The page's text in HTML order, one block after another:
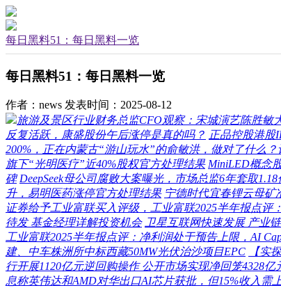
每日黑料51：每日黑料一览
每日黑料51：每日黑料一览
作者：news 发表时间：2025-08-12
旅游及景区行业财务总监CFO观察：宋城演艺陈胜敏
反复活跃，康盛股份午后涨停是真的吗？ 正品控股港股
200%，正在内蒙古“游山玩水”的俞敏洪，做对了什么
旗下“光明医疗”近40%股权官方处理结果 MiniLED概念
碑 DeepSeek母公司腐败大案曝光，市场总监6年套取
升，易明医药涨停官方处理结果 宁德时代宜春锂云母矿
证券给予工业富联买入评级，工业富联2025半年报点
待发 基金经理详解投资机会 卫星互联网快速发展 产业
工业富联2025半年报点评：净利润处于预告上限，AI
建、中车株洲所中标西藏50MW光伏治沙项目EPC
【实
行开展1120亿元逆回购操作 公开市场实现净回笼4328亿
息称英伟达和AMD对华出口AI芯片获批，但15%收入需